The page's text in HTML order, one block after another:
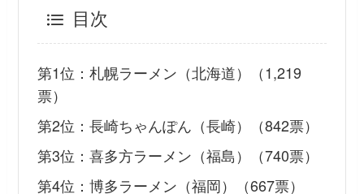
目次
第1位：札幌ラーメン（北海道）（1,219
票）
第2位：長崎ちゃんぽん（長崎）（842票）
第3位：喜多方ラーメン（福島）（740票）
第4位：博多ラーメン（福岡）（667票）